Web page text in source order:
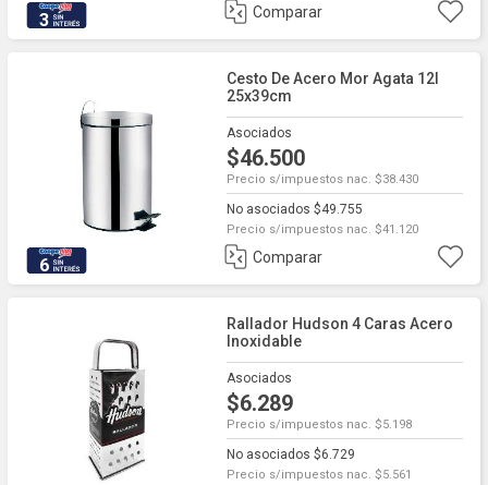
3 Comparar
6
Cesto De Acero Mor Agata 12l
25x39cm
Asociados
$46.500
Precio s/impuestos nac. $38.430
No asociados $49.755
Precio s/impuestos nac. $41.120
Comparar
Rallador Hudson 4 Caras Acero
Inoxidable
Asociados
$6.289
Precio s/impuestos nac. $5.198
No asociados $6.729
Precio s/impuestos nac. $5.561